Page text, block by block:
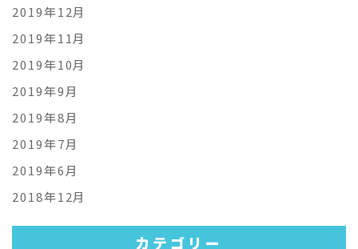
2019年12月
2019年11月
2019年10月
2019年9月
2019年8月
2019年7月
2019年6月
2018年12月
カテゴリー